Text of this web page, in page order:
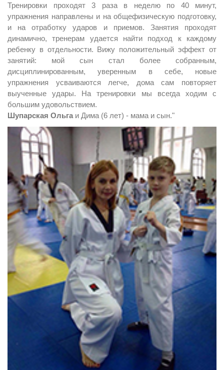
Тренировки проходят 3 раза в неделю по 40 минут,
упражнения направлены и на общефизическую подготовку,
и на отработку ударов и приемов. Занятия проходят
динамично, тренерам удается найти подход к каждому
ребенку в отдельности. Вижу положительный эффект от
занятий: мой сын стал более собранным,
дисциплинированным, уверенным в себе, новые
упражнения усваиваются легче, дома сам повторяет
выученные удары. На тренировки мы всегда ходим с
большим удовольствием.
Шупарская Ольга и Дима (6 лет) - мама и сын."